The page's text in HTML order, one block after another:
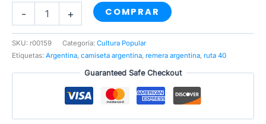
- + COMPRAR
SKU: r00159 Categoría: Cultura Popular
Etiquetas: Argentina, camiseta argentina, remera argentina, ruta 40
Guaranteed Safe Checkout